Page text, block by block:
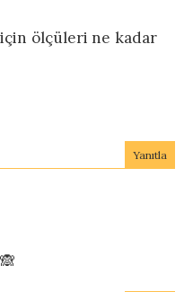
ölçüleri ne kadar
Yanıtla